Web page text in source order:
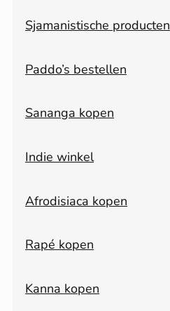
Sjamanistische producten
Paddo’s bestellen
Sananga kopen
Indie winkel
Afrodisiaca kopen
Rapé kopen
Kanna kopen